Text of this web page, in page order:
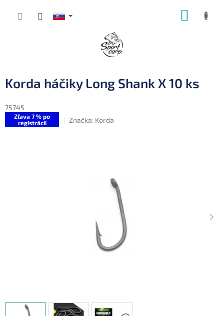
Korda háčiky Long Shank X 10 ks
75745
Zľava 7 % po
registrácii
Značka: Korda